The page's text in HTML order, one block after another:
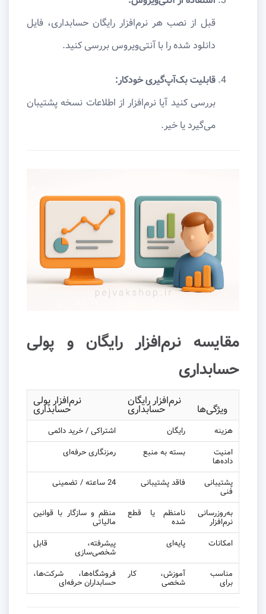
قبل از نصب هر نرم‌افزار رایگان حسابداری، فایل
دانلود شده را با آنتی‌ویروس بررسی کنید.
قابلیت بک‌آپ‌گیری خودکار:
بررسی کنید آیا نرم‌افزار از اطلاعات نسخه پشتیبان
می‌گیرد یا خیر.
مقایسه نرم‌افزار رایگان و پولی
حسابداری
ویژگی‌ها
نرم‌افزار رایگان
حسابداری
نرم‌افزار پولی
حسابداری
هزینه رایگان
اشتراکی / خرید دائمی
امنیت
داده‌ها
بسته به منبع رمزنگاری حرفه‌ای
پشتیبانی
فنی
فاقد پشتیبانی 24 ساعته / تضمینی
به‌روزرسانی
نرم‌افزار
نامنظم یا قطع
شده
منظم و سازگار با قوانین
مالیاتی
امکانات
پایه‌ای پیشرفته، قابل
شخصی‌سازی
مناسب
برای
آموزش، کار
شخصی
فروشگاه‌ها، شرکت‌ها،
حسابداران حرفه‌ای